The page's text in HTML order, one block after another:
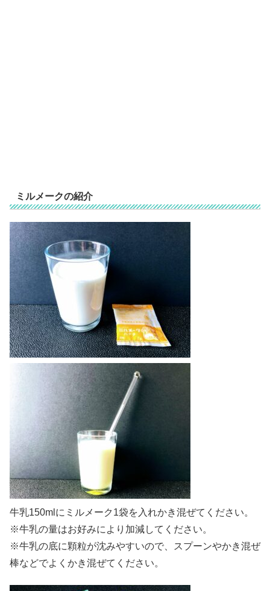
ミルメークの紹介
牛乳150mlにミルメーク1袋を入れかき混ぜてください。
※牛乳の量はお好みにより加減してください。
※牛乳の底に顆粒が沈みやすいので、スプーンやかき混ぜ
棒などでよくかき混ぜてください。